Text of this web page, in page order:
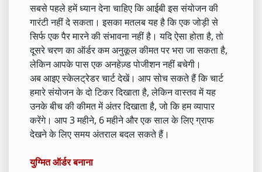
सबसे पहले हमें ध्यान देना चाहिए कि आईबी इस संयोजन की
गारंटी नहीं दे सकता। इसका मतलब यह है कि एक जोड़ी से
सिर्फ एक पैर मारने की संभावना नहीं है। यदि ऐसा होता है, तो
दूसरे चरण का ऑर्डर कम अनुकूल कीमत पर भरा जा सकता है,
लेकिन आपके पास एक अनहेज़्ड पोजीशन नहीं बचेगी।
अब आइए स्केलट्रेडर चार्ट देखें। आप सोच सकते हैं कि चार्ट
हमारे संयोजन के दो टिकर दिखाता है, लेकिन वास्तव में यह
उनके बीच की कीमत में अंतर दिखाता है, जो कि हम व्यापार
करेंगे। आप 3 महीने, 6 महीने और एक साल के लिए ग्राफ
देखने के लिए समय अंतराल बदल सकते हैं।
युग्मित ऑर्डर बनाना